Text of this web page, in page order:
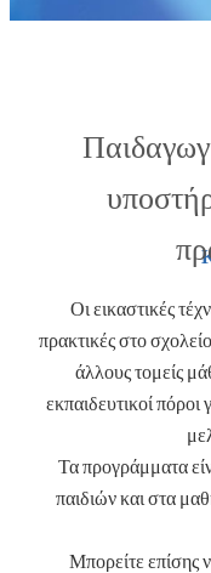
Οι εικαστικές
πρακτικές στο
άλλους τομείς
εκπαιδευτικοί
Τα προγράμματα
παιδιών και στα
Μπορείτε επίσης